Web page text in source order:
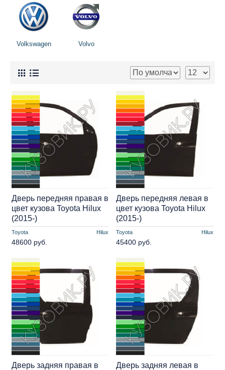
Volkswagen Volvo
Toyota Hilux
Дверь передняя правая в
цвет кузова Toyota Hilux
(2015-)
48600 руб.
Toyota Hilux
Дверь передняя левая в
цвет кузова Toyota Hilux
(2015-)
45400 руб.
Дверь задняя правая в Дверь задняя левая в